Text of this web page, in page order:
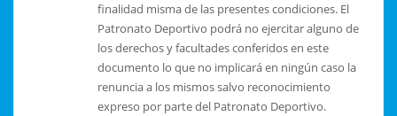
finalidad misma de las presentes condiciones. El
Patronato Deportivo podrá no ejercitar alguno de
los derechos y facultades conferidos en este
documento lo que no implicará en ningún caso la
renuncia a los mismos salvo reconocimiento
expreso por parte del Patronato Deportivo.